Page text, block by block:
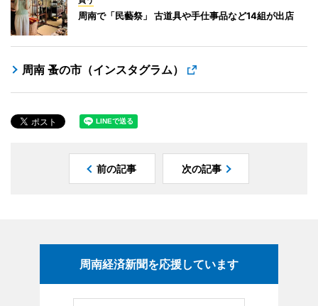
周南で「民藝祭」 古道具や手仕事品など14組が出店
周南 蚤の市（インスタグラム）
前の記事 次の記事
周南経済新聞を応援しています